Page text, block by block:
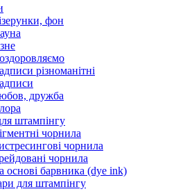
фон
різноманітні
дружба
штампінгу
чорнила
чорнила
чорнила
основі барвника (dye ink)
для штампінгу